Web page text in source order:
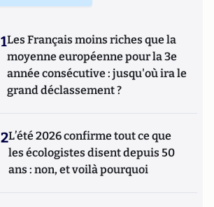
1Les Français moins riches que la
moyenne européenne pour la 3e
année consécutive : jusqu'où ira le
grand déclassement ?
2L’été 2026 confirme tout ce que
les écologistes disent depuis 50
ans : non, et voilà pourquoi